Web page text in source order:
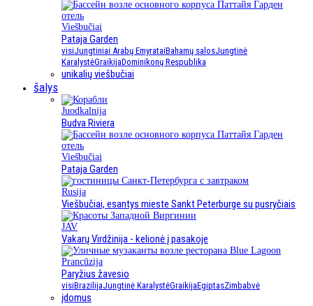
Viešbučiai
Pataja Garden
visiJungtiniai Arabų EmyrataiBahamų salosJungtinė
KaralystėGraikijaDominikonų Respublika
unikalių viešbučiai
šalys
Juodkalnija
Budva Riviera
Viešbučiai
Pataja Garden
Rusija
Viešbučiai, esantys mieste Sankt Peterburge su pusryčiais
JAV
Vakarų Virdžinija - kelionė į pasakoje
Prancūzija
Paryžius žavesio
visiBrazilijaJungtinė KaralystėGraikijaEgiptasZimbabvė
įdomus